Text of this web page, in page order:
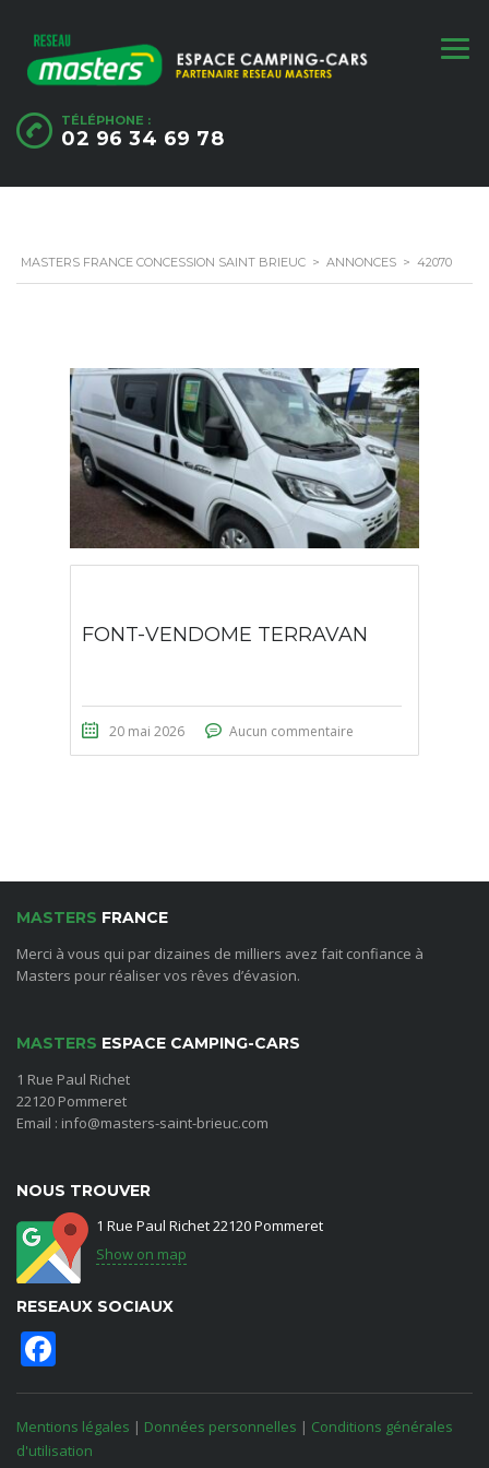
TÉLÉPHONE :
02 96 34 69 78
MASTERS FRANCE CONCESSION SAINT BRIEUC > ANNONCES > 42070
FONT-VENDOME TERRAVAN
20 mai 2026 Aucun commentaire
MASTERS FRANCE
Merci à vous qui par dizaines de milliers avez fait confiance à
Masters pour réaliser vos rêves d’évasion.
MASTERS ESPACE CAMPING-CARS
1 Rue Paul Richet
22120 Pommeret
Email : info@masters-saint-brieuc.com
NOUS TROUVER
1 Rue Paul Richet 22120 Pommeret
Show on map
RESEAUX SOCIAUX
Mentions légales | Données personnelles | Conditions générales
d'utilisation